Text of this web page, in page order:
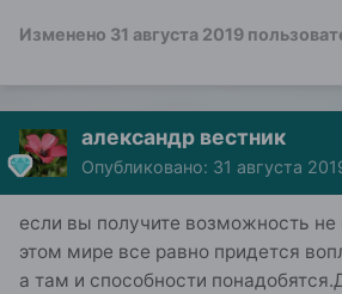
Изменено 31 августа 2019
александр вестник
Опубликовано: 31 августа
если вы получите возможность не
этом мире все равно придется
а там и способности